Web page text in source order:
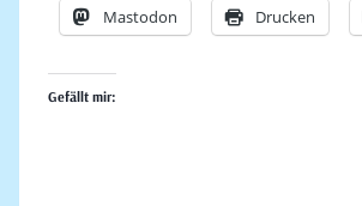
Mastodon Drucken
Gefällt mir: